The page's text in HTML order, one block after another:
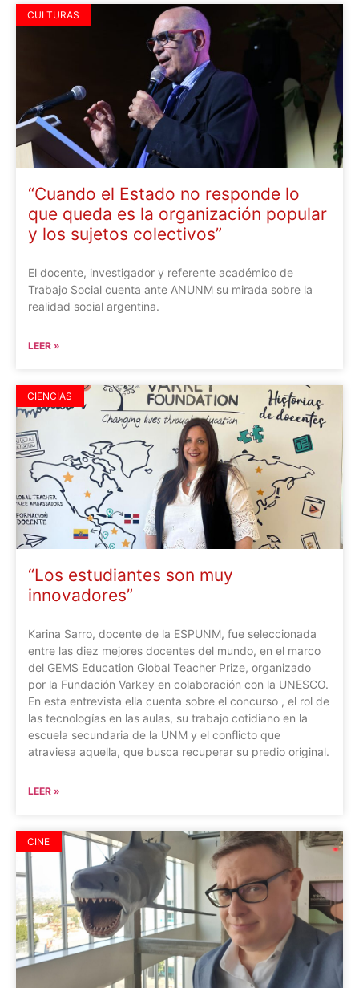
CULTURAS
“Cuando el Estado no responde lo
que queda es la organización popular
y los sujetos colectivos”
El docente, investigador y referente académico de
Trabajo Social cuenta ante ANUNM su mirada sobre la
realidad social argentina.
LEER »
CIENCIAS
“Los estudiantes son muy
innovadores”
Karina Sarro, docente de la ESPUNM, fue seleccionada
entre las diez mejores docentes del mundo, en el marco
del GEMS Education Global Teacher Prize, organizado
por la Fundación Varkey en colaboración con la UNESCO.
En esta entrevista ella cuenta sobre el concurso , el rol de
las tecnologías en las aulas, su trabajo cotidiano en la
escuela secundaria de la UNM y el conflicto que
atraviesa aquella, que busca recuperar su predio original.
LEER »
CINE